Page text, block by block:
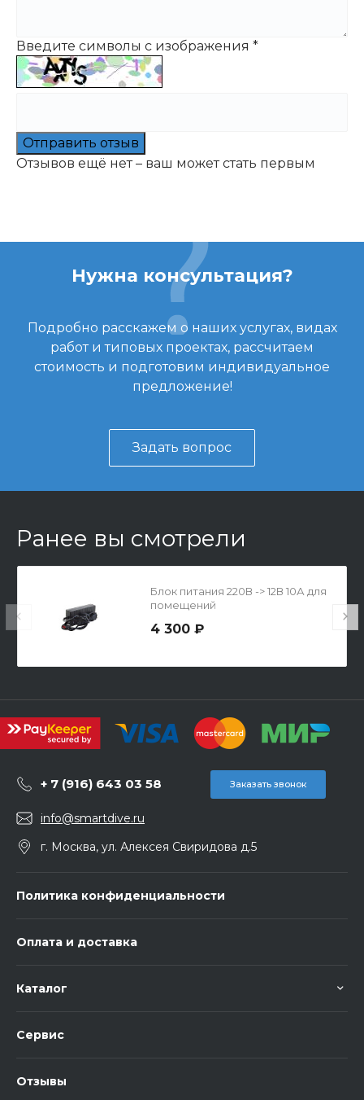
Введите символы с изображения *
Отправить отзыв
Отзывов ещё нет – ваш может стать первым
Нужна консультация?
Подробно расскажем о наших услугах, видах
работ и типовых проектах, рассчитаем
стоимость и подготовим индивидуальное
предложение!
Задать вопрос
Ранее вы смотрели
Блок питания 220В -> 12В 10А для
помещений
4 300 ₽
+ 7 (916) 643 03 58 Заказать звонок
info@smartdive.ru
г. Москва, ул. Алексея Свиридова д.5
Политика конфиденциальности
Оплата и доставка
Каталог
Сервис
Отзывы